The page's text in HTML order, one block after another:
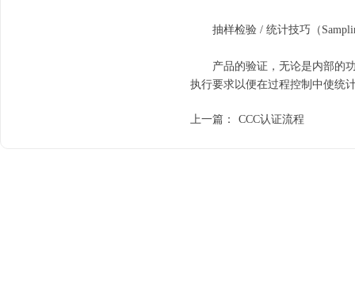
抽样检验 / 统计技巧（
产品的验证，无论是内部的功
执行要求以便在过程控制中使统
上一篇： CCC认证流程